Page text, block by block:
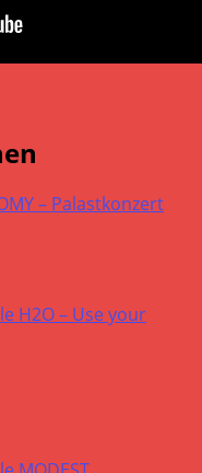
– Palastkonzert